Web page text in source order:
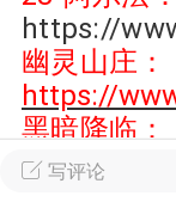
汉
72
大人
Lv.8
写评论
https://
幽灵山庄：
https://
黑暗降临：
https://